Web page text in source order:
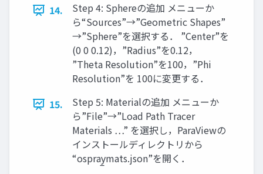
14.
Step 4: Sphereの追加 メニューか
ら“Sources”→”Geometric Shapes”
→”Sphere”を選択する． ”Center”を
(0 0 0.12)，”Radius”を0.12，
”Theta Resolution”を100，”Phi
Resolution”を 100に変更する．
15.
Step 5: Materialの追加 メニューか
ら”File”→”Load Path Tracer
Materials …” を選択し，ParaViewの
インストールディレクトリから
“ospray̲mats.json”を開く．